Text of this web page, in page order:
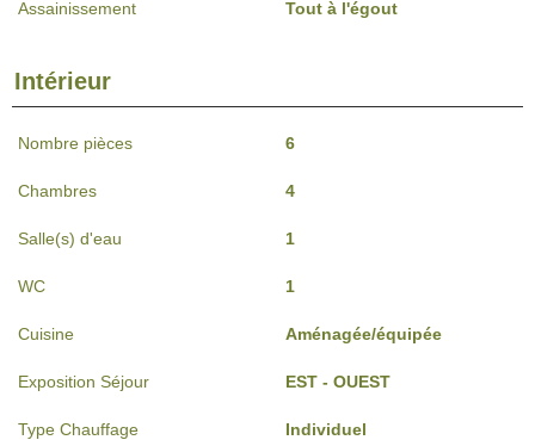
Assainissement Tout à l'égout
Intérieur
Nombre pièces 6
Chambres 4
Salle(s) d'eau 1
WC 1
Cuisine Aménagée/équipée
Exposition Séjour EST - OUEST
Type Chauffage Individuel